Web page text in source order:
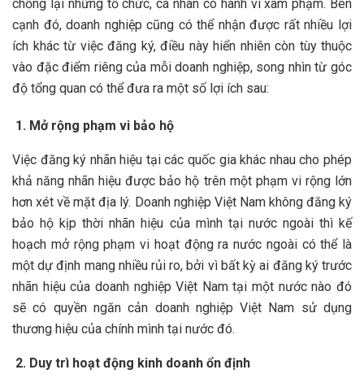
chống lại những tổ chức, cá nhân có hành vi xâm phạm. Bên
cạnh đó, doanh nghiệp cũng có thể nhận được rất nhiều lợi
ích khác từ việc đăng ký, điều này hiển nhiên còn tùy thuộc
vào đặc điểm riêng của mỗi doanh nghiệp, song nhìn từ góc
độ tổng quan có thể đưa ra một số lợi ích sau:
1. Mở rộng phạm vi bảo hộ
Việc đăng ký nhãn hiệu tại các quốc gia khác nhau cho phép
khả năng nhãn hiệu được bảo hộ trên một phạm vi rộng lớn
hơn xét về mặt địa lý. Doanh nghiệp Việt Nam không đăng ký
bảo hộ kịp thời nhãn hiệu của mình tại nước ngoài thì kế
hoạch mở rộng phạm vi hoạt động ra nước ngoài có thể là
một dự định mang nhiều rủi ro, bởi vì bất kỳ ai đăng ký trước
nhãn hiệu của doanh nghiệp Việt Nam tại một nước nào đó
sẽ có quyền ngăn cản doanh nghiệp Việt Nam sử dụng
thương hiệu của chính mình tại nước đó.
2. Duy trì hoạt động kinh doanh ổn định